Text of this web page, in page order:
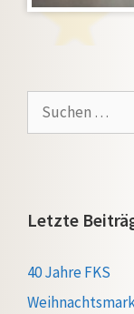
Suchen
nach:
Letzte
40 Jahre FKS